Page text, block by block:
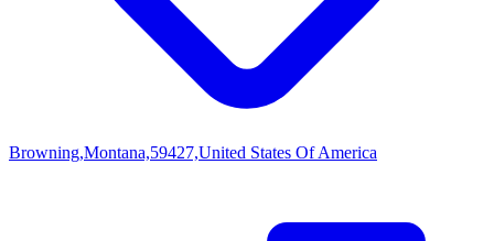
Browning,Montana,59427,United States Of America